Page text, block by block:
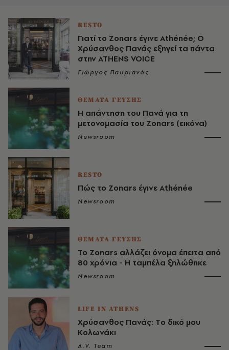
RESTO
Γιατί το Zonars έγινε Athénée; Ο
Χρύσανθος Πανάς εξηγεί τα πάντα
στην ATHENS VOICE
Γιώργος Παυριανός
ΘΕΜΑΤΑ ΓΕΥΣΗΣ
Η απάντηση του Πανά για τη
μετονομασία του Zonars (εικόνα)
Newsroom
RESTO
Πώς το Zonars έγινε Athénée
Newsroom
ΘΕΜΑΤΑ ΓΕΥΣΗΣ
Το Zonars αλλάζει όνομα έπειτα από
80 χρόνια - H ταμπέλα ξηλώθηκε
Newsroom
LIFE IN ATHENS
Χρύσανθος Πανάς: Tο δικό μου
Κολωνάκι
A.V. Team